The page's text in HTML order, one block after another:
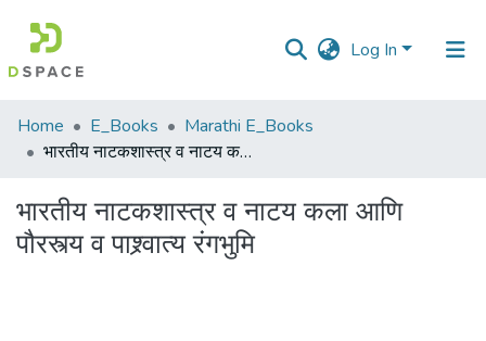
Log In
Communities
&
All of DSpace
Home E_Books
Marathi E_Books
भारतीय नाटकशास्त्र व नाटय कला आणि पौरस्त्य व पाश्र्वात्य रंगभुमि
भारतीय नाटकशास्त्र व नाटय कला आणि
पौरस्त्य व पाश्र्वात्य रंगभुमि